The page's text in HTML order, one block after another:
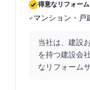
得意なリフォーム
マンション・戸
当社は、建設
を持つ建設会
なリフォーム